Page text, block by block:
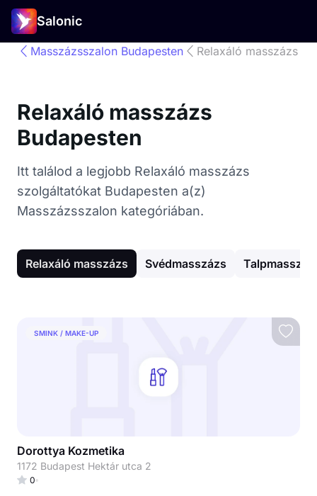
Salonic
Masszázsszalon Budapesten Relaxáló masszázs
Relaxáló masszázs
Budapesten
Itt találod a legjobb Relaxáló masszázs
szolgáltatókat Budapesten a(z)
Masszázsszalon kategóriában.
Relaxáló masszázs Svédmasszázs
SMINK / MAKE-UP
Dorottya Kozmetika
1172 Budapest Hektár utca 2
0